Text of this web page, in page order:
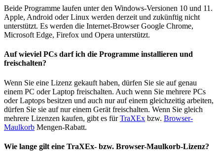
Beide Programme laufen unter den Windows-Versionen 10 und 11.
Apple, Android oder Linux werden derzeit und zukünftig nicht
unterstützt. Es werden die Internet-Browser Google Chrome,
Microsoft Edge, Firefox und Opera unterstützt.
Auf wieviel PCs darf ich die Programme installieren und
freischalten?
Wenn Sie eine Lizenz gekauft haben, dürfen Sie sie auf genau
einem PC oder Laptop freischalten. Auch wenn Sie mehrere PCs
oder Laptops besitzen und auch nur auf einem gleichzeitig arbeiten,
dürfen Sie sie auf nur einem Gerät freischalten. Wenn Sie gleich
mehrere Lizenzen kaufen, gibt es fürTraXEx bzw. Browser-
Maulkorb Mengen-Rabatt.
Wie lange gilt eine TraXEx- bzw. Browser-Maulkorb-Lizenz?